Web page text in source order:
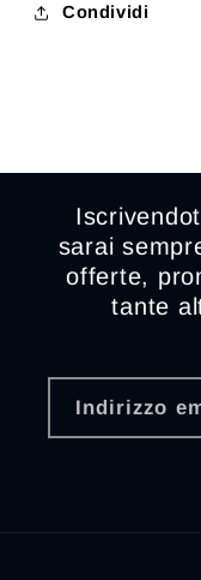
Condividi
sarai
offerte,
tante
Indirizzo